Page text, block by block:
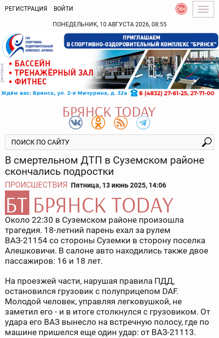
РЕГИСТРАЦИЯ ВОЙТИ
ПОНЕДЕЛЬНИК, 10 АВГУСТА 2026, 08:55
В смертельном ДТП в Суземском районе
скончались подростки
ПРОИСШЕСТВИЯ Пятница, 13 июнь 2025, 14:06
Около 22:30 в Суземском районе произошла
трагедия. 18-летний парень ехал за рулем
ВАЗ-21154 со стороны Суземки в сторону поселка
Алешковичи. В салоне авто находились также двое
пассажиров: 16 и 18 лет.
На проезжей части, нарушая правила ПДД,
остановился грузовик с полуприцепом DAF.
Молодой человек, управляя легковушкой, не
заметил его - и в итоге столкнулся с грузовиком. От
удара его ВАЗ вынесло на встречную полосу, где по
машине пришелся еще один удар: от ВАЗ-21113.